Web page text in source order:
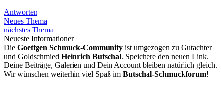
Antworten
Neues Thema
nächstes Thema
Neueste Informationen
Die Goettgen Schmuck-Community ist umgezogen zu Gutachter
und Goldschmied Heinrich Butschal. Speichere den neuen Link.
Deine Beiträge, Galerien und Dein Account bleiben natürlich gleich.
Wir wünschen weiterhin viel Spaß im Butschal-Schmuckforum!